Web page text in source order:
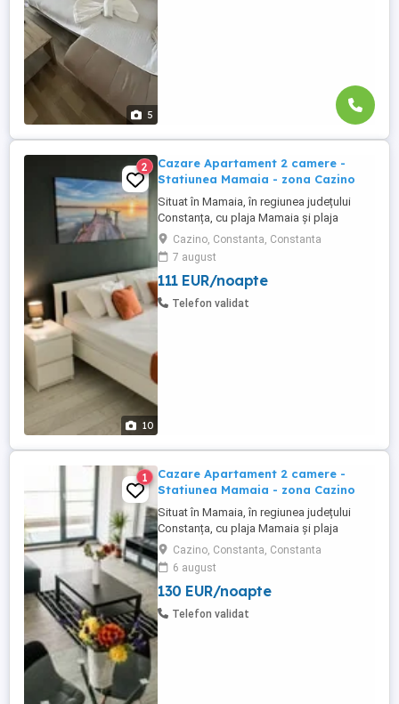
5
10
2
Cazare Apartament 2 camere -
Statiunea Mamaia - zona Cazino
Situat în Mamaia, în regiunea județului
Constanța, cu plaja Mamaia și plaja
Myrtos în apropiere, Diamond View
Apartments oferă cazare cu parcare
privată gratuită garantată pentru fiecare
apartament. Apartamente cu doua camera
de inchiriat in regim hotelier, Statiunea
Cazino, Constanta, Constanta
7 august
111 EUR/noapte
Telefon validat
1
Cazare Apartament 2 camere -
Statiunea Mamaia - zona Cazino
Situat în Mamaia, în regiunea județului
Constanța, cu plaja Mamaia și plaja
Myrtos în apropiere, Diamond View
Apartments oferă cazare cu parcare
privată gratuită garantată pentru fiecare
apartament. Apartamente cu doua camera
de inchiriat in regim hotelier, Statiunea
Cazino, Constanta, Constanta
6 august
130 EUR/noapte
Telefon validat